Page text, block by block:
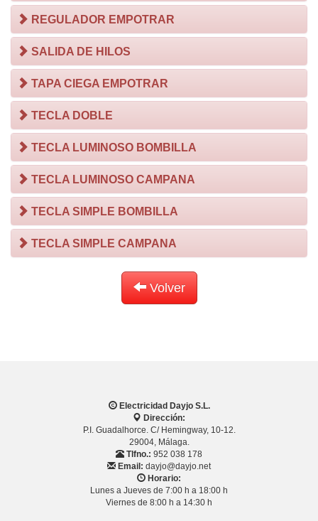
REGULADOR EMPOTRAR
SALIDA DE HILOS
TAPA CIEGA EMPOTRAR
TECLA DOBLE
TECLA LUMINOSO BOMBILLA
TECLA LUMINOSO CAMPANA
TECLA SIMPLE BOMBILLA
TECLA SIMPLE CAMPANA
Volver
Electricidad Dayjo S.L.
Dirección:
P.I. Guadalhorce. C/ Hemingway, 10-12.
29004, Málaga.
Tlfno.: 952 038 178
Email: dayjo@dayjo.net
Horario:
Lunes a Jueves de 7:00 h a 18:00 h
Viernes de 8:00 h a 14:30 h